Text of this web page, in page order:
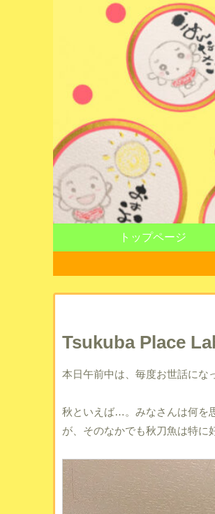
トップページ
Tsukuba Place
本日午前中は、毎度お世話にな
秋といえば…。みなさんは何を
が、そのなかでも秋刀魚は特に